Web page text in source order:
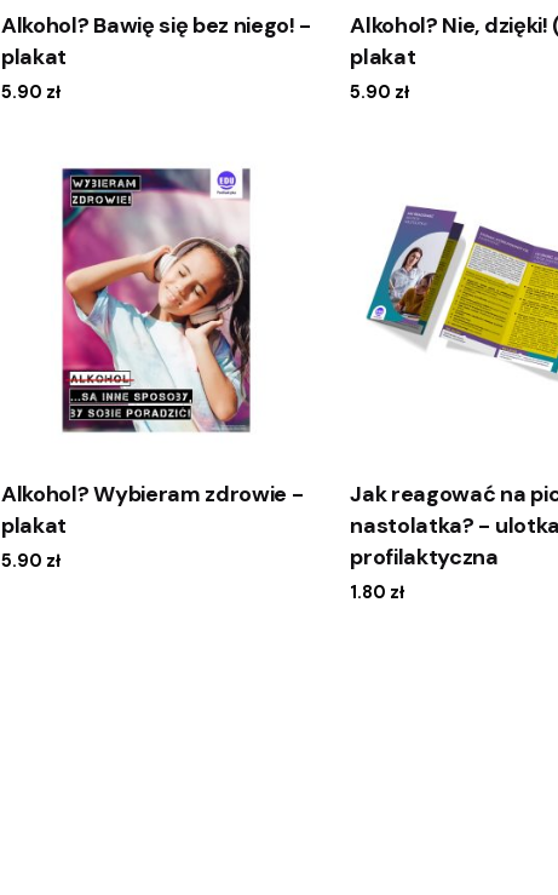
Alkohol? Bawię się bez niego! -
plakat
5.90 zł
Alkohol? Nie, dzięki!
plakat
5.90 zł
Alkohol? Wybieram zdrowie -
plakat
5.90 zł
Jak reagować na
nastolatka? - ulotka
profilaktyczna
1.80 zł